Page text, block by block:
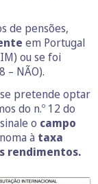
de pensões,
em Portugal
ou se foi
– NÃO).
se pretende optar
do n.º 12 do
o campo
à taxa
rendimentos.